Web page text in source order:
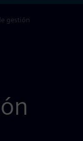
gestión